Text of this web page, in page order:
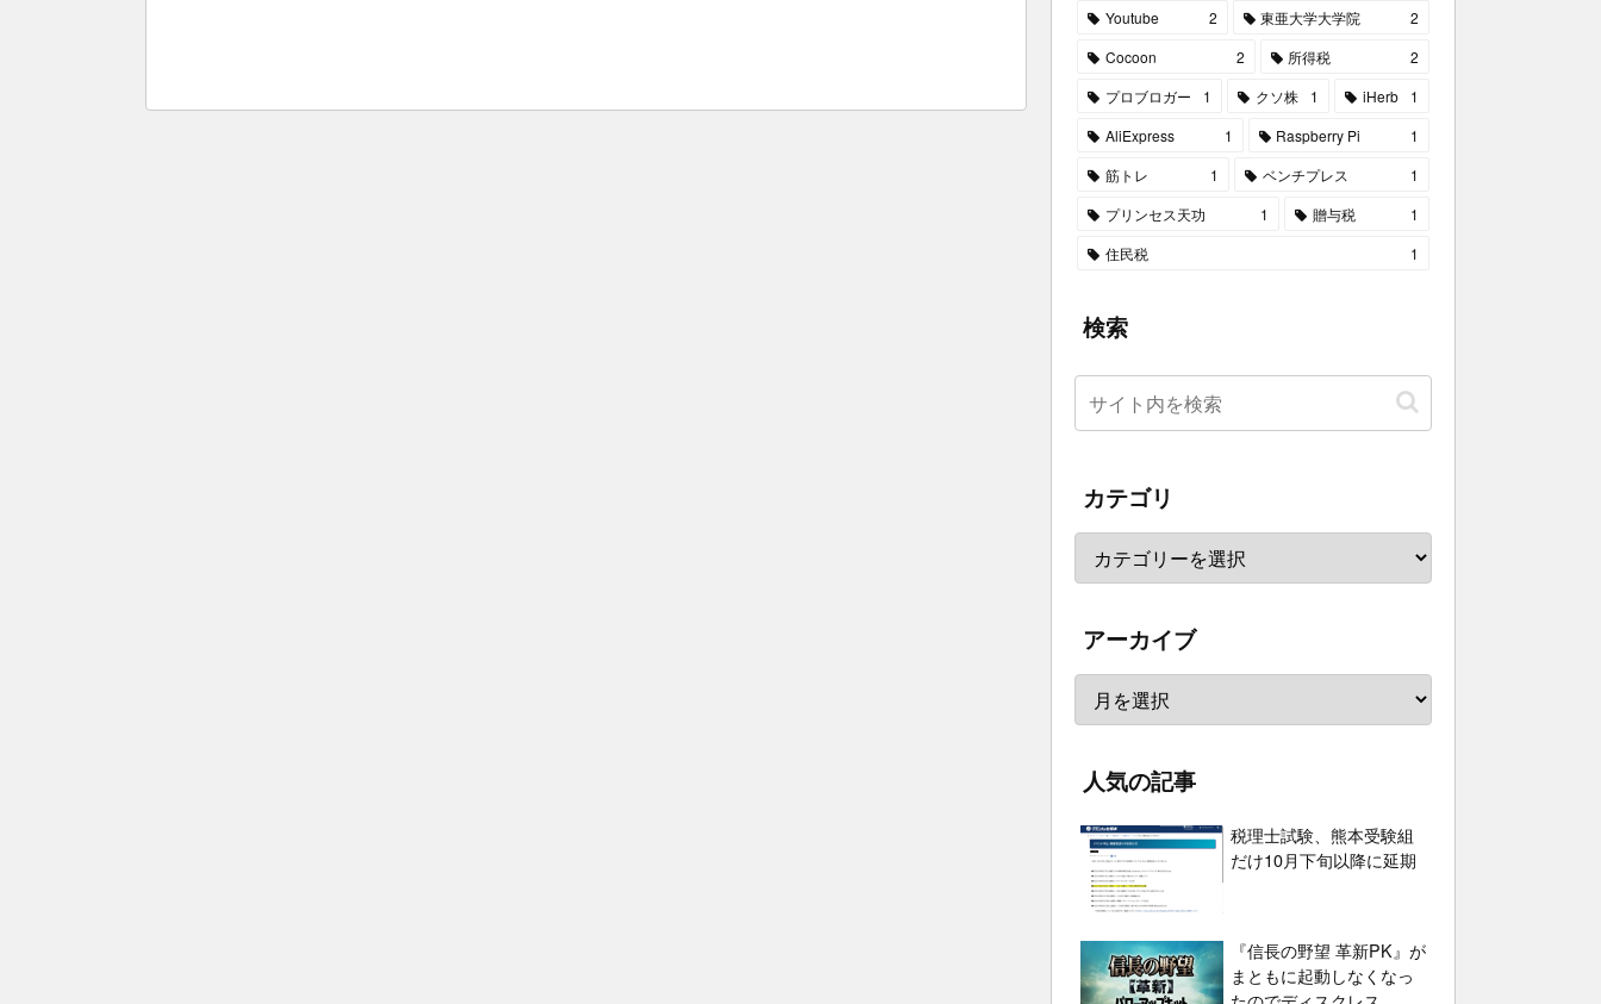
Youtube
2 東亜大学大学院
2
Cocoon
2 所得税
2
プロブロガー
1 クソ株 1 iHerb
1
AliExpress
1 Raspberry Pi
1
筋トレ
1 ベンチプレス
1
プリンセス天功
1 贈与税
1
住民税
1
検索
カテゴリ
アーカイブ
人気の記事
税理士試験、熊本受験組
だけ10月下旬以降に延期
『信長の野望 革新PK』が
まともに起動しなくなっ